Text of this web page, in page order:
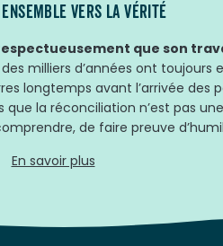
VERS LA VÉRITÉ
que son
milliers d’années ont
longtemps avant l’arrivée des
la réconciliation n’est pas
de faire preuve
En savoir plus